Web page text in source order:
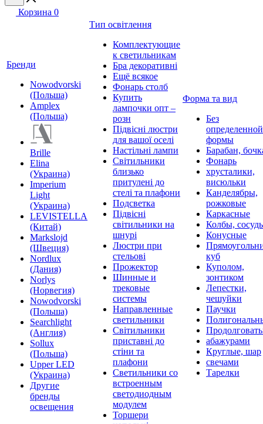
Корзина 0
Бренди
Nowodvorski
(Польша)
Amplex
(Польша)
Brille
Elina
(Украина)
Imperium
Light
(Украина)
LEVISTELLA
(Китай)
Markslojd
(Швеция)
Nordlux
(Дания)
Norlys
(Норвегия)
Nowodvorski
(Польша)
Searchlight
(Англия)
Sollux
(Польша)
Upper LED
(Украина)
Другие
бренды
освещения
Тип освітлення
Комплектующие
к светильникам
Бра декоративні
Ещё всякое
Фонарь столб
Купить
лампочки опт –
розн
Підвісні люстри
для вашої оселі
Настільні лампи
Світильники
близько
притулені до
стелі та плафони
Подсветка
Підвісні
світильники на
шнурі
Люстри при
стельові
Прожектор
Шинные и
трековые
системы
Направленные
светильники
Світильники
приставні до
стіни та
плафони
Светильники со
встроенным
светодиодным
модулем
Торшери
Форма та вид
Без
определенной
формы
Барабан,
Фонарь
хрусталики,
висюльки
Канделябры,
рожковые
Каркасные
Колбы,
Конусные
куб
Куполом,
зонтиком
Лепестки,
чешуйки
Паучки
абажурами
Круглые, шар
свечами
Тарелки